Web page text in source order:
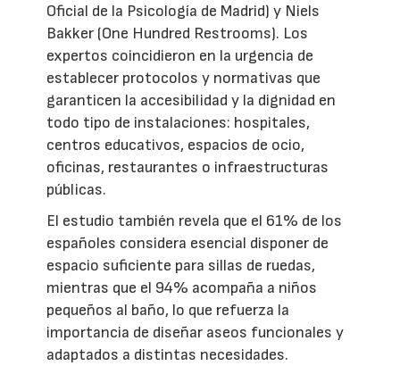
Oficial de la Psicología de Madrid) y Niels
Bakker (One Hundred Restrooms). Los
expertos coincidieron en la urgencia de
establecer protocolos y normativas que
garanticen la accesibilidad y la dignidad en
todo tipo de instalaciones: hospitales,
centros educativos, espacios de ocio,
oficinas, restaurantes o infraestructuras
públicas.
El estudio también revela que el 61% de los
españoles considera esencial disponer de
espacio suficiente para sillas de ruedas,
mientras que el 94% acompaña a niños
pequeños al baño, lo que refuerza la
importancia de diseñar aseos funcionales y
adaptados a distintas necesidades.